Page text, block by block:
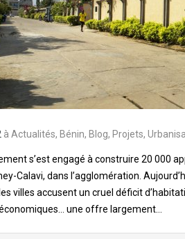
à Actualités, Bénin, Blog, Projets,
s’est engagé à construire 20 000
Calavi, dans l’agglomération.
villes accusent un cruel déficit
une offre largement…